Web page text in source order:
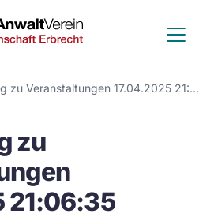
Deutscher
Anwalt
Verein
Anmeldung zu Veranstaltungen 17.04.2025 21:06:35
zu
21:06:35